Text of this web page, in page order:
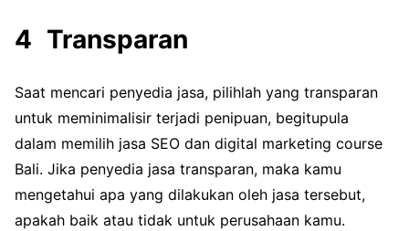
Transparan
Saat mencari penyedia jasa, pilihlah yang transparan
untuk meminimalisir terjadi penipuan, begitupula
dalam memilih jasa SEO dan digital marketing course
Bali. Jika penyedia jasa transparan, maka kamu
mengetahui apa yang dilakukan oleh jasa tersebut,
apakah baik atau tidak untuk perusahaan kamu.